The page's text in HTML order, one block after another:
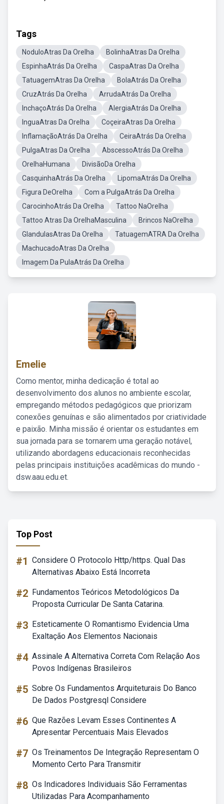
Tags
NoduloAtras Da Orelha
BolinhaAtras Da Orelha
EspinhaAtrás Da Orelha
CaspaAtras Da Orelha
TatuagemAtras Da Orelha
BolaAtrás Da Orelha
CruzAtrás Da Orelha
ArrudaAtrás Da Orelha
InchaçoAtrás Da Orelha
AlergiaAtrás Da Orelha
InguaAtras Da Orelha
CoçeiraAtras Da Orelha
InflamaçãoAtrás Da Orelha
CeiraAtrás Da Orelha
PulgaAtras Da Orelha
AbscessoAtrás Da Orelha
OrelhaHumana
DivisãoDa Orelha
CasquinhaAtrás Da Orelha
LipomaAtrás Da Orelha
Figura DeOrelha
Com a PulgaAtrás Da Orelha
CarocinhoAtrás Da Orelha
Tattoo NaOrelha
Tattoo Atras Da OrelhaMasculina
Brincos NaOrelha
GlandulasAtras Da Orelha
TatuagemATRA Da Orelha
MachucadoAtras Da Orelha
Imagem Da PulaAtrás Da Orelha
Emelie
Como mentor, minha dedicação é total ao
desenvolvimento dos alunos no ambiente escolar,
empregando métodos pedagógicos que priorizam
conexões genuínas e são alimentados por criatividade
e paixão. Minha missão é orientar os estudantes em
sua jornada para se tornarem uma geração notável,
utilizando abordagens educacionais reconhecidas
pelas principais instituições acadêmicas do mundo -
dsw.aau.edu.et.
Top Post
#1 Considere O Protocolo Http/https. Qual Das
Alternativas Abaixo Está Incorreta
#2 Fundamentos Teóricos Metodológicos Da
Proposta Curricular De Santa Catarina.
#3 Esteticamente O Romantismo Evidencia Uma
Exaltação Aos Elementos Nacionais
#4 Assinale A Alternativa Correta Com Relação Aos
Povos Indígenas Brasileiros
#5 Sobre Os Fundamentos Arquiteturais Do Banco
De Dados Postgresql Considere
#6 Que Razões Levam Esses Continentes A
Apresentar Percentuais Mais Elevados
#7 Os Treinamentos De Integração Representam O
Momento Certo Para Transmitir
#8 Os Indicadores Individuais São Ferramentas
Utilizadas Para Acompanhamento